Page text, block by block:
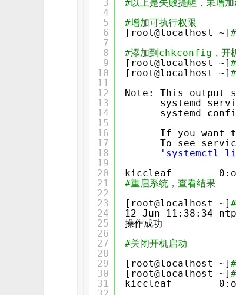
3
4
5
6
7
8
9
10
11
12
13
14
15
16
17
18
19
20
21
22
23
24
25
26
27
28
29
30
31
#以上是失败提醒，未
#增加可执行权限
[root@localhost ~]
#添加到chkconfig，开
[root@localhost ~]
[root@localhost ~]
Note: This output
systemd
systemd
If you want
To see
'systemctl
kiccleaf
#重启系统，查看结果
[root@localhost ~]
12 Jun 11:38:34
操作成功
#关闭开机启动
[root@localhost ~]
[root@localhost ~]
kiccleaf